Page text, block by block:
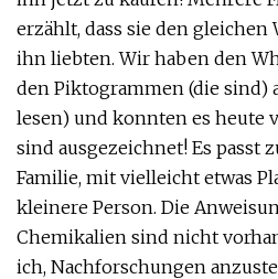
erzählt, dass sie den
ihn liebten. Wir haben den
den Piktogrammen (die sind)
lesen) und konnten es heute
sind ausgezeichnet! Es passt
Familie, mit vielleicht etwas
kleinere Person. Die
Chemikalien sind nicht
ich, Nachforschungen